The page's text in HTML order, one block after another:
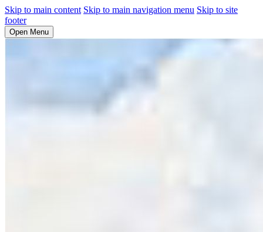
Skip to main content Skip to main navigation menu Skip to site
footer
Open Menu